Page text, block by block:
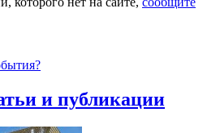
и публикации